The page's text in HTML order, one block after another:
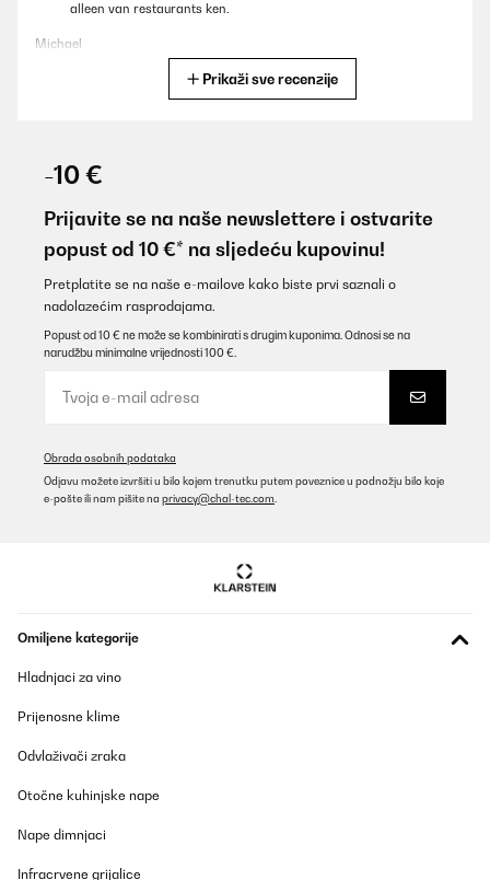
alleen van restaurants ken.
Michael
Utilisateur d'Amazon
POTVRĐENI PREGLED
P e r f e t t o
Durch die Hitze von 800 Grad hat man innerhalb von 2 - 3
Kerntemperatur fertig gegart.Sehr gut ist, dass die Hitze von
und nicht brennt wie es bei Unterhitze passiert. Das Gerät ist
widerspricht sich in verschiedenen Punkten und sollte auf jeden
Preis ein prima Gerät.
Prikaži sve recenzije
-10 €
Prijavite se na naše newslettere i ostvarite
popust od 10 €* na sljedeću kupovinu!
Pretplatite se na naše e-mailove kako biste prvi saznali o
nadolazećim rasprodajama.
Popust od 10 € ne može se kombinirati s drugim kuponima. Odnosi se na
narudžbu minimalne vrijednosti 100 €.
Obrada osobnih podataka
Odjavu možete izvršiti u bilo kojem trenutku putem poveznice u podnožju bilo koje
e-pošte ili nam pišite na privacy@chal-tec.com
Omiljene kategorije
Hladnjaci za vino
Prijenosne klime
Odvlaživači zraka
Otočne kuhinjske nape
Nape dimnjaci
Infracrvene grijalice